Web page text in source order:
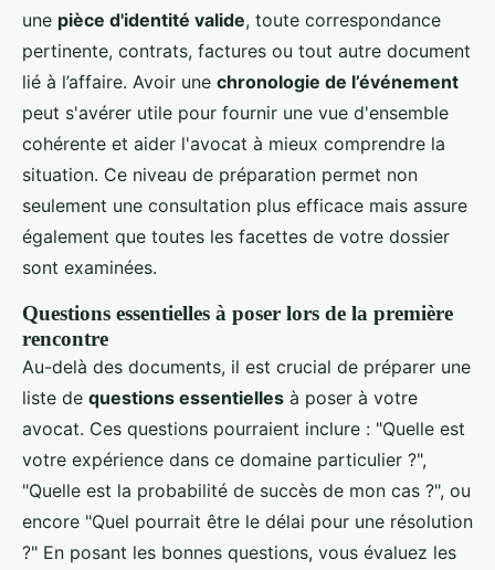
une pièce d'identité valide, toute correspondance
pertinente, contrats, factures ou tout autre document
lié à l’affaire. Avoir une chronologie de l’événement
peut s'avérer utile pour fournir une vue d'ensemble
cohérente et aider l'avocat à mieux comprendre la
situation. Ce niveau de préparation permet non
seulement une consultation plus efficace mais assure
également que toutes les facettes de votre dossier
sont examinées.
Questions essentielles à poser lors de la première
rencontre
Au-delà des documents, il est crucial de préparer une
liste de questions essentielles à poser à votre
avocat. Ces questions pourraient inclure : "Quelle est
votre expérience dans ce domaine particulier ?",
"Quelle est la probabilité de succès de mon cas ?", ou
encore "Quel pourrait être le délai pour une résolution
?" En posant les bonnes questions, vous évaluez les